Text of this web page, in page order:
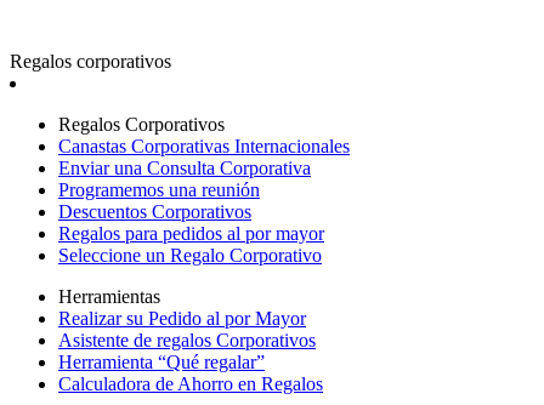
Regalos corporativos
Regalos Corporativos
Canastas Corporativas Internacionales
Enviar una Consulta Corporativa
Programemos una reunión
Descuentos Corporativos
Regalos para pedidos al por mayor
Seleccione un Regalo Corporativo
Herramientas
Realizar su Pedido al por Mayor
Asistente de regalos Corporativos
Herramienta “Qué regalar”
Calculadora de Ahorro en Regalos